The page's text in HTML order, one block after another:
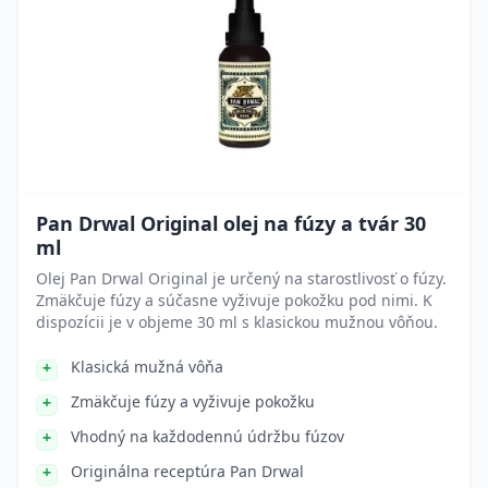
Pan Drwal Original olej na fúzy a tvár 30
ml
Olej Pan Drwal Original je určený na starostlivosť o fúzy.
Zmäkčuje fúzy a súčasne vyživuje pokožku pod nimi. K
dispozícii je v objeme 30 ml s klasickou mužnou vôňou.
Klasická mužná vôňa
Zmäkčuje fúzy a vyživuje pokožku
Vhodný na každodennú údržbu fúzov
Originálna receptúra Pan Drwal